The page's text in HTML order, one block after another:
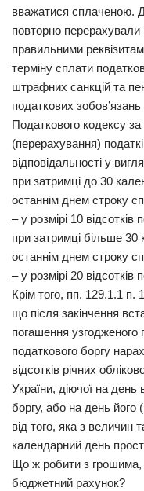
Суспільство
Культура
Шоу-біз
#Війна
вважатися сплаченою.
повторно перерахували
правильними
терміну сплати
штрафних санкцій та
податкових
Податкового кодексу
(перерахування)
відповідальності у
при затримці до 30
останнім днем строку
– у розмірі 10
при затримці більше 30
останнім днем строку
– у розмірі 20
Крім того, пп. 129.1.1 п.
що після закінчення
погашення узгодженого
податкового боргу
відсотків річних
України, діючої на день
боргу, або на день його
від того, яка з величин
календарний день
Що ж робити з грошима,
бюджетний рахунок?